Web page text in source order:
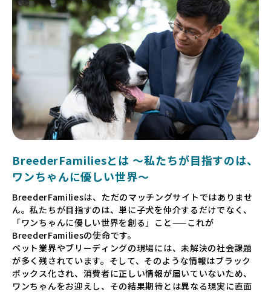
BreederFamiliesとは 〜私たちが目指すのは、
ワンちゃんに優しい世界〜
BreederFamiliesは、ただのマッチングサイトではありませ
ん。私たちが目指すのは、単に子犬を仲介するだけでなく、
「ワンちゃんに優しい世界を創る」こと——これが
BreederFamiliesの使命です。
ペット業界やブリーディングの現場には、未解決の社会課題
が多く残されています。そして、そのような情報はブラック
ボックス化され、消費者に正しい情報が届いていないため、
ワンちゃんをお迎えし、その結果期待とは異なる現実に直面